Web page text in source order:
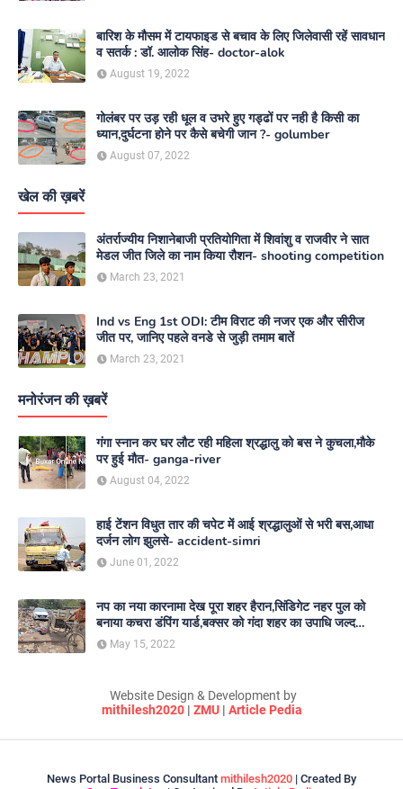
बारिश के मौसम में टायफाइड से बचाव के लिए जिलेवासी रहें सावधान
व सतर्क : डॉ. आलोक सिंह- doctor-alok
August 19, 2022
गोलंबर पर उड़ रही धूल व उभरे हुए गड्ढों पर नही है किसी का
ध्यान,दुर्घटना होने पर कैसे बचेगी जान ?- golumber
August 07, 2022
खेल की ख़बरें
अंतर्राज्यीय निशानेबाजी प्रतियोगिता में शिवांशु व राजवीर ने सात
मेडल जीत जिले का नाम किया रौशन- shooting competition
March 23, 2021
Ind vs Eng 1st ODI: टीम विराट की नजर एक और सीरीज
जीत पर, जानिए पहले वनडे से जुड़ी तमाम बातें
March 23, 2021
मनोरंजन की ख़बरें
गंगा स्नान कर घर लौट रही महिला श्रद्धालु को बस ने कुचला,मौके
पर हुई मौत- ganga-river
August 04, 2022
हाई टेंशन विधुत तार की चपेट में आई श्रद्धालुओं से भरी बस,आधा
दर्जन लोग झुलसे- accident-simri
June 01, 2022
नप का नया कारनामा देख पूरा शहर हैरान,सिंडिगेट नहर पुल को
बनाया कचरा डंपिंग यार्ड,बक्सर को गंदा शहर का उपाधि जल्द
दिलाएगा नगर परिषद- nagar-parishad
May 15, 2022
Website Design & Development by
mithilesh2020| ZMU| Article Pedia
News Portal Business Consultant mithilesh2020 | Created By